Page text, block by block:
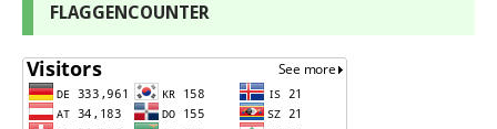
FLAGGENCOUNTER